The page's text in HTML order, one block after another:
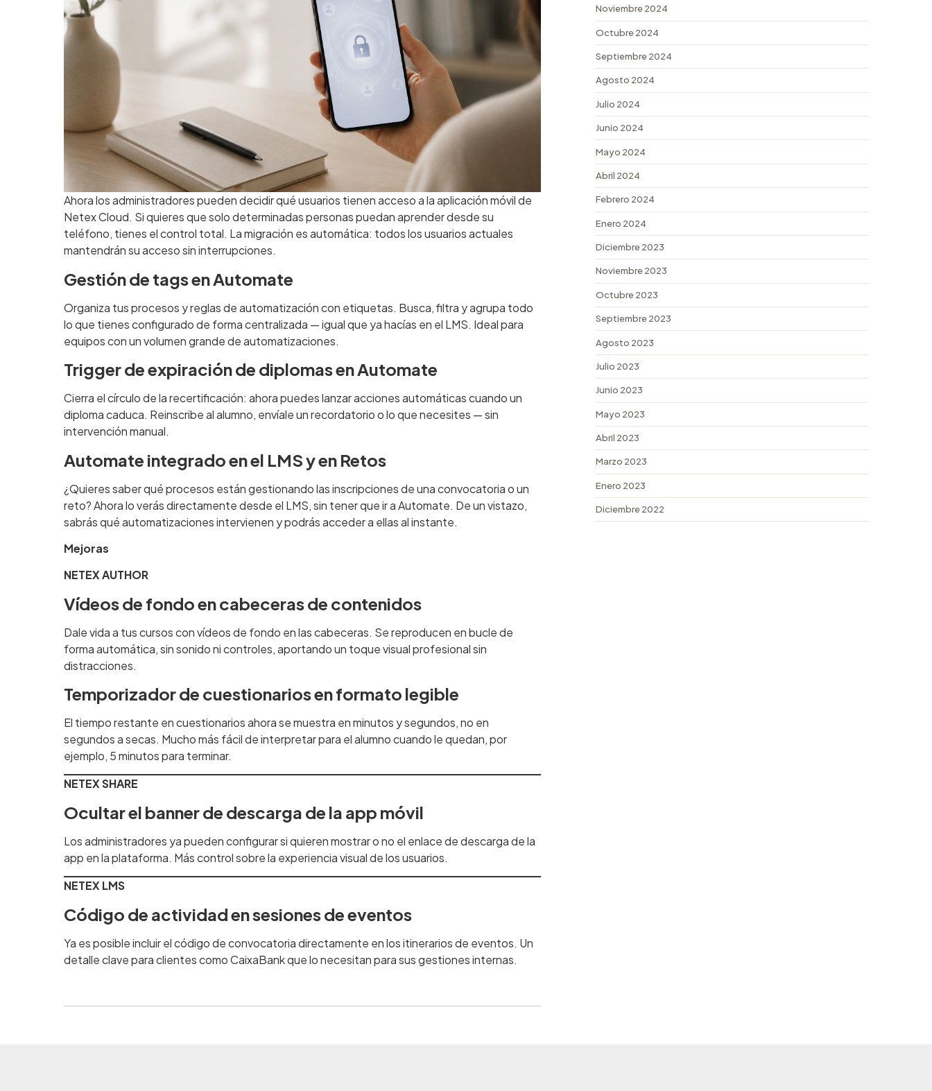
Ahora los administradores pueden decidir qué usuarios tienen acceso a la aplicación móvil de
Netex Cloud. Si quieres que solo determinadas personas puedan aprender desde su
teléfono, tienes el control total. La migración es automática: todos los usuarios actuales
mantendrán su acceso sin interrupciones.
Gestión de tags en Automate
Organiza tus procesos y reglas de automatización con etiquetas. Busca, filtra y agrupa todo
lo que tienes configurado de forma centralizada — igual que ya hacías en el LMS. Ideal para
equipos con un volumen grande de automatizaciones.
Trigger de expiración de diplomas en Automate
Cierra el círculo de la recertificación: ahora puedes lanzar acciones automáticas cuando un
diploma caduca. Reinscribe al alumno, envíale un recordatorio o lo que necesites — sin
intervención manual.
Automate integrado en el LMS y en Retos
¿Quieres saber qué procesos están gestionando las inscripciones de una convocatoria o un
reto? Ahora lo verás directamente desde el LMS, sin tener que ir a Automate. De un vistazo,
sabrás qué automatizaciones intervienen y podrás acceder a ellas al instante.
Mejoras
NETEX AUTHOR
Vídeos de fondo en cabeceras de contenidos
Dale vida a tus cursos con vídeos de fondo en las cabeceras. Se reproducen en bucle de
forma automática, sin sonido ni controles, aportando un toque visual profesional sin
distracciones.
Temporizador de cuestionarios en formato legible
El tiempo restante en cuestionarios ahora se muestra en minutos y segundos, no en
segundos a secas. Mucho más fácil de interpretar para el alumno cuando le quedan, por
ejemplo, 5 minutos para terminar.
NETEX SHARE
Ocultar el banner de descarga de la app móvil
Los administradores ya pueden configurar si quieren mostrar o no el enlace de descarga de la
app en la plataforma. Más control sobre la experiencia visual de los usuarios.
NETEX LMS
Código de actividad en sesiones de eventos
Ya es posible incluir el código de convocatoria directamente en los itinerarios de eventos. Un
detalle clave para clientes como CaixaBank que lo necesitan para sus gestiones internas.
Noviembre 2024
Octubre 2024
Septiembre 2024
Agosto 2024
Julio 2024
Junio 2024
Mayo 2024
Abril 2024
Febrero 2024
Enero 2024
Diciembre 2023
Noviembre 2023
Octubre 2023
Septiembre 2023
Agosto 2023
Julio 2023
Junio 2023
Mayo 2023
Abril 2023
Marzo 2023
Enero 2023
Diciembre 2022